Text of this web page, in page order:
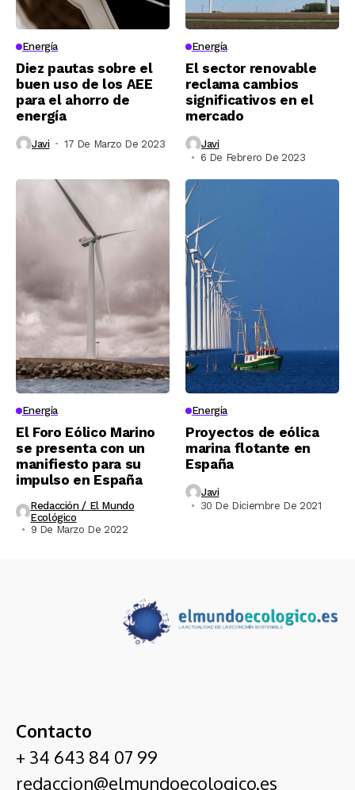
Energía
Diez pautas sobre el
buen uso de los AEE
para el ahorro de
energía
Javi 17 De Marzo De 2023
Energía
El sector renovable
reclama cambios
significativos en el
mercado
Javi
6 De Febrero De 2023
Energía
El Foro Eólico Marino
se presenta con un
manifiesto para su
impulso en España
Redacción / El Mundo
Ecológico
9 De Marzo De 2022
Energía
Proyectos de eólica
marina flotante en
España
Javi
30 De Diciembre De 2021
Contacto
+ 34 643 84 07 99
redaccion@elmundoecologico.es